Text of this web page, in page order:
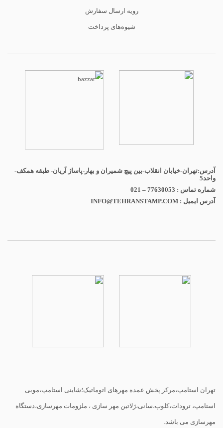
رویه ارسال سفارش
شیوه‌های پرداخت
آدرس:تهران-خیابان انقلاب-بین پیچ شمیران و بهار-پاساژ آریان- طبقه همکف-
واحد5
شماره تماس : 77630053 – 021
آدرس ایمیل : INFO@TEHRANSTAMP.COM
تهران استامپ،مرکز پخش عمده مهرهای اتوماتیک؛شاینی استامپ،موبی
استامپ، ترودات،کلوپ،سانی،ژلاتین مهر سازی ، ملزومات مهرسازی،دستگاه
مهرسازی می باشد.